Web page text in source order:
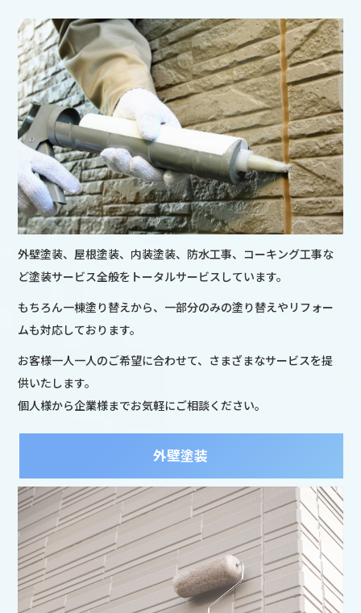
外壁塗装、屋根塗装、内装塗装、防水工事、コーキング工事な
ど塗装サービス全般をトータルサービスしています。
もちろん一棟塗り替えから、一部分のみの塗り替えやリフォー
ムも対応しております。
お客様一人一人のご希望に合わせて、さまざまなサービスを提
供いたします。
個人様から企業様までお気軽にご相談ください。
外壁塗装